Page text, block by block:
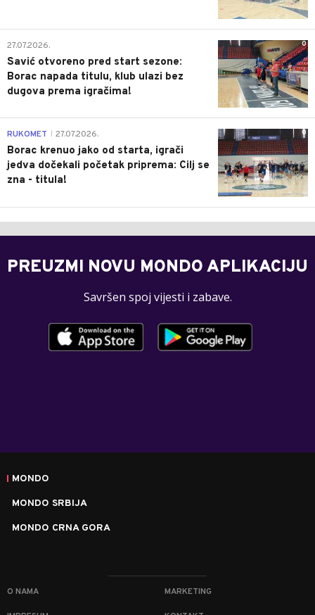
0
27.07.2026.
Savić otvoreno pred start sezone:
Borac napada titulu, klub ulazi bez
dugova prema igračima!
0
RUKOMET 27.07.2026.
Borac krenuo jako od starta, igrači
jedva dočekali početak priprema: Cilj se
zna - titula!
PREUZMI NOVU MONDO APLIKACIJU
Savršen spoj vijesti i zabave.
MONDO
MONDO SRBIJA
MONDO CRNA GORA
O NAMA MARKETING